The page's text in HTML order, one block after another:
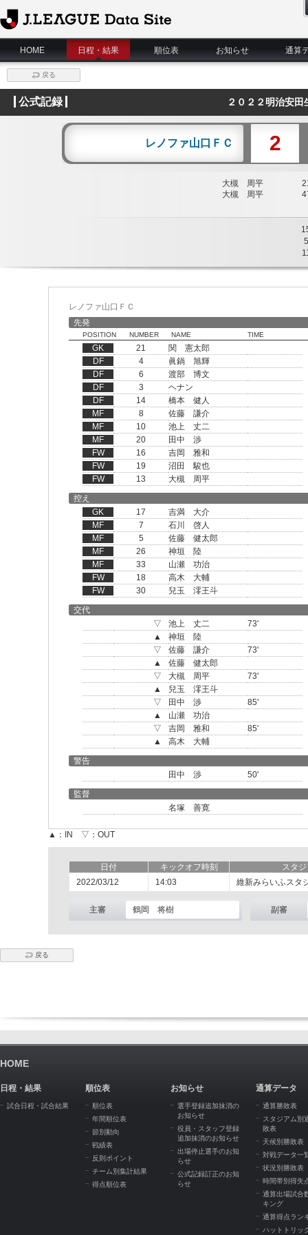
J.League Data Site
HOME
日程・結果 順位表 お知らせ 通算
戻る
公式記録 ２０２２明治安
レノファ山口ＦＣ 2
大槻 周平
大槻 周平
5
レノファ山口ＦＣ
先発
POSITION NUMBER NAME TIME
GK 21
関 憲太郎
DF
4
眞鍋 旭輝
DF
6
渡部 博文
DF
3
ヘナン
DF
14
橋本 健人
MF
8
佐藤 謙介
MF
10
池上 丈二
MF
20
田中 渉
FW
16
吉岡 雅和
FW
19
沼田 駿也
FW
13
大槻 周平
控え
GK
17
吉満 大介
MF
7
石川 啓人
MF
5
佐藤 健太郎
MF
26
神垣 陸
MF
33
山瀬 功治
FW
18
高木 大輔
FW
30
兒玉 澪王斗
交代
▽
池上 丈二
73'
▲
神垣 陸
▽
佐藤 謙介
73'
▲
佐藤 健太郎
▽
大槻 周平
73'
▲
兒玉 澪王斗
▽
田中 渉
85'
▲
山瀬 功治
▽
吉岡 雅和
85'
▲
高木 大輔
警告
田中 渉
50'
監督
名塚 善寛
▲：IN ▽：OUT
日付 キックオフ時刻
スタ
2022/03/12
14:03 維新みらいふスタ
主審 鶴岡 将樹 副審
戻る
HOME
日程・結果
試合日程・試合結果
順位表
順位表
年間順位表
節別動向
戦績表
反則ポイント
チーム別集計結果
得点順位表
お知らせ
選手登録追加抹消の
お知らせ
役員・スタッフ登録
追加抹消のお知らせ
出場停止選手のお知
らせ
公式記録訂正のお知
らせ
通算データ
通算勝敗表
スタジアム別
敗表
天候別勝敗表
対戦データ一
状況別勝敗表
時間帯別得失
通算出場試合
キング
通算得点ラン
ハットトリッ